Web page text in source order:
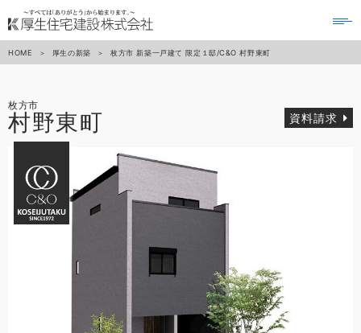
HOME 厚生の新築 枚方市 新築一戸建て 限定１邸/C&O 村野東町
枚方市
村野東町 資料請求